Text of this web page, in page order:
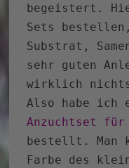
begeistert.
Sets
Substrat,
sehr guten
wirklich
Also habe ich
Anzuchtset
bestellt. Man
Farbe des